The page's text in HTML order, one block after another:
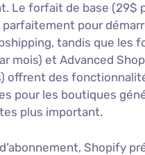
Le forfait de base (29$
pour
tandis que les
mois) et Advanced
offrent des
pour les boutiques
plus important.
Shopify